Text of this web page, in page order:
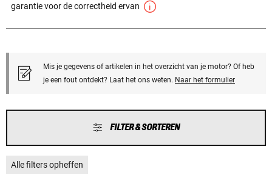
garantie voor de correctheid ervan
Mis je gegevens of artikelen in het overzicht van je motor? Of heb
je een fout ontdekt? Laat het ons weten. Naar het formulier
FILTER & SORTEREN
Alle filters opheffen